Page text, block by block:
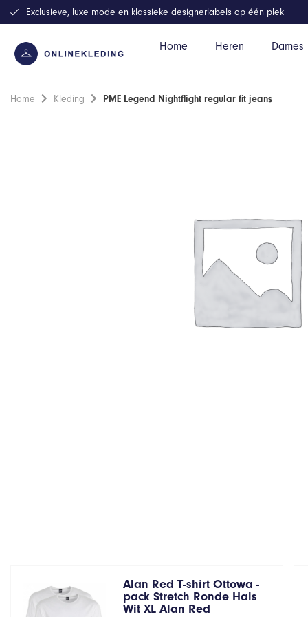
Home Heren Dames
Exclusieve, luxe mode en klassieke designerlabels op één plek
Home Kleding PME Legend Nightflight regular fit jeans
Alan Red T-shirt Ottowa -
pack Stretch Ronde Hals
Wit XL Alan Red